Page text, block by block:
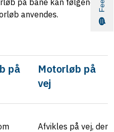
anvendes.
på
Motorløb på
vej
Afvikles på vej, der